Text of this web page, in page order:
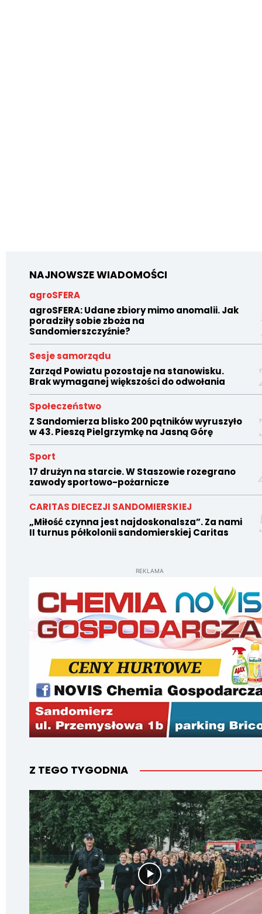
NAJNOWSZE WIADOMOŚCI
agroSFERA
agroSFERA: Udane zbiory mimo anomalii. Jak
poradziły sobie zboża na
Sandomierszczyźnie?
Sesje samorządu
Zarząd Powiatu pozostaje na stanowisku.
Brak wymaganej większości do odwołania
Społeczeństwo
Z Sandomierza blisko 200 pątników wyruszyło
w 43. Pieszą Pielgrzymkę na Jasną Górę
Sport
17 drużyn na starcie. W Staszowie rozegrano
zawody sportowo-pożarnicze
CARITAS DIECEZJI SANDOMIERSKIEJ
„Miłość czynna jest najdoskonalsza”. Za nami
II turnus półkolonii sandomierskiej Caritas
REKLAMA
Z TEGO TYGODNIA